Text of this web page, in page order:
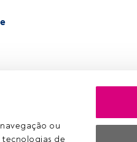
ou
tecnologias de